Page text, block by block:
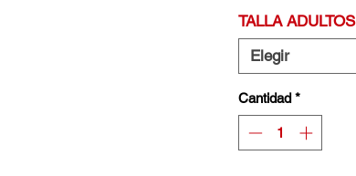
TALLA ADULTOS
Elegir
Cantidad *